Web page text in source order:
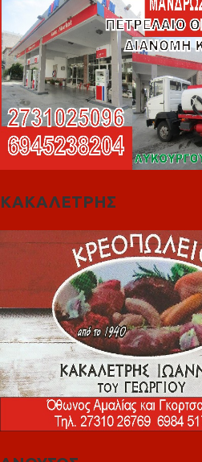
ΚΑΚΑΛΕΤΡΗΣ